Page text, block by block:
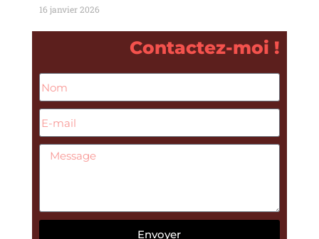
16 janvier 2026
Contactez-moi !
Envoyer